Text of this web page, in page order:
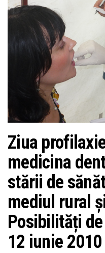
Ziua
medicina
stării de
mediul rural
Posibilități
12 iunie 2010